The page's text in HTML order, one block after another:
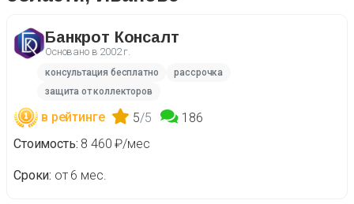
Банкрот Консалт
Основано в 2002 г.
консультация бесплатно
рассрочка
защита от коллекторов
в рейтинге 5/5
186
Стоимость 8 460 ₽/мес
Сроки от 6 мес.